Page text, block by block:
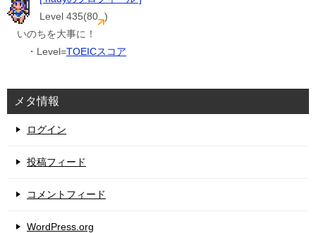
Level 435(80 )
いのちを大事に！
・Level=TOEICスコア
メタ情報
ログイン
投稿フィード
コメントフィード
WordPress.org